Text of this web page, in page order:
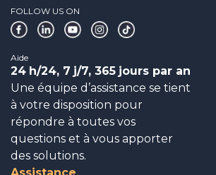
FOLLOW US ON
Aide
24 h/24, 7 j/7, 365 jours par an
Une équipe d’assistance se tient
à votre disposition pour
répondre à toutes vos
questions et à vous apporter
des solutions.